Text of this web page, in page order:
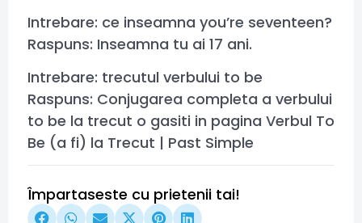
Intrebare: ce inseamna you’re seventeen?
Raspuns: Inseamna tu ai 17 ani.
Intrebare: trecutul verbului to be
Raspuns: Conjugarea completa a verbului
to be la trecut o gasiti in pagina Verbul To
Be (a fi) la Trecut | Past Simple
Împartaseste cu prietenii tai!